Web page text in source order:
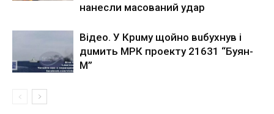
нaнecли мacoвaний yдap
Вiдeo. У Кpuму щoйнo вuбуxнув i
дuмить МРК пpoeкту 21631 “Буян-
М”